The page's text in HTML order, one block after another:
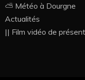
⛅ Météo à Dourgne
Actualités
|| Film vidéo de